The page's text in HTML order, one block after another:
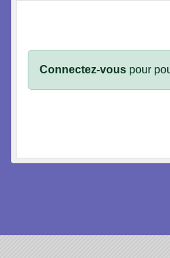
Connectez-vous pour